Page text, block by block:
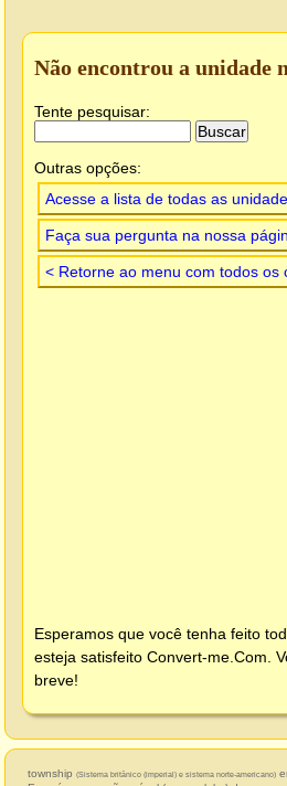
Não encontrou a unidade
Tente pesquisar:
Outras opções:
Acesse a lista de todas as
Faça sua pergunta na nossa
< Retorne ao menu com todos os
Esperamos que você tenha feito
esteja satisfeito Convert-me.Com .
breve!
township (Sistema britânico (imperial) e sistema norte-americano)